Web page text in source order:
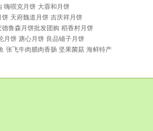
嗨呗克月饼 大蓉和月饼
天府魏道月饼 吉庆祥月饼
鲁森月饼批发团购 稻香村月饼
月饼 溏心月饼 良品铺子月饼
张飞牛肉腊肉香肠 坚果菌菇 海鲜特产